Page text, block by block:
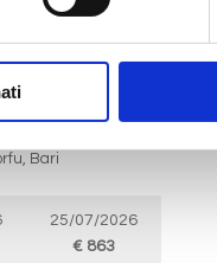
Bari
25/07/2026
€ 863